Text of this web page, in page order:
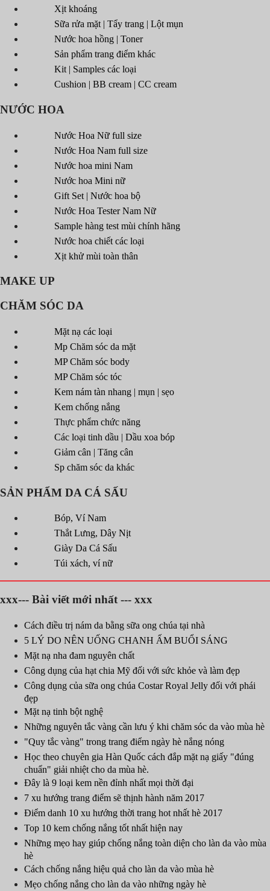
Xịt khoáng
Sữa rửa mặt | Tẩy trang | Lột mụn
Nước hoa hồng | Toner
Sản phẩm trang điểm khác
Kit | Samples các loại
Cushion | BB cream | CC cream
NƯỚC HOA
Nước Hoa Nữ full size
Nước Hoa Nam full size
Nước hoa mini Nam
Nước hoa Mini nữ
Gift Set | Nước hoa bộ
Nước Hoa Tester Nam Nữ
Sample hàng test mùi chính hãng
Nước hoa chiết các loại
Xịt khử mùi toàn thân
MAKE UP
CHĂM SÓC DA
Mặt nạ các loại
Mp Chăm sóc da mặt
MP Chăm sóc body
MP Chăm sóc tóc
Kem nám tàn nhang | mụn | sẹo
Kem chống nắng
Thực phẩm chức năng
Các loại tinh dầu | Dầu xoa bóp
Giảm cân | Tăng cân
Sp chăm sóc da khác
SẢN PHẨM DA CÁ SẤU
Bóp, Ví Nam
Thắt Lưng, Dây Nịt
Giày Da Cá Sấu
Túi xách, ví nữ
xxx--- Bài viết mới nhất --- xxx
Cách điều trị nám da bằng sữa ong chúa tại nhà
5 LÝ DO NÊN UỐNG CHANH ẤM BUỔI SÁNG
Mặt nạ nha đam nguyên chất
Công dụng của hạt chia Mỹ đối với sức khỏe và làm đẹp
Công dụng của sữa ong chúa Costar Royal Jelly đối với phái
đẹp
Mặt nạ tinh bột nghệ
Những nguyên tắc vàng cần lưu ý khi chăm sóc da vào mùa hè
"Quy tắc vàng" trong trang điểm ngày hè nắng nóng
Học theo chuyên gia Hàn Quốc cách đắp mặt nạ giấy "đúng
chuẩn" giải nhiệt cho da mùa hè.
Đây là 9 loại kem nền đỉnh nhất mọi thời đại
7 xu hướng trang điểm sẽ thịnh hành năm 2017
Điểm danh 10 xu hướng thời trang hot nhất hè 2017
Top 10 kem chống nắng tốt nhất hiện nay
Những mẹo hay giúp chống nắng toàn diện cho làn da vào mùa
hè
Cách chống nắng hiệu quả cho làn da vào mùa hè
Mẹo chống nắng cho làn da vào những ngày hè